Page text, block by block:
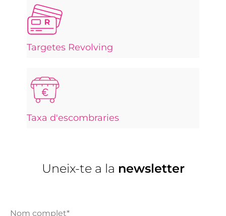
Targetes Revolving
Taxa d'escombraries
Uneix-te a la newsletter